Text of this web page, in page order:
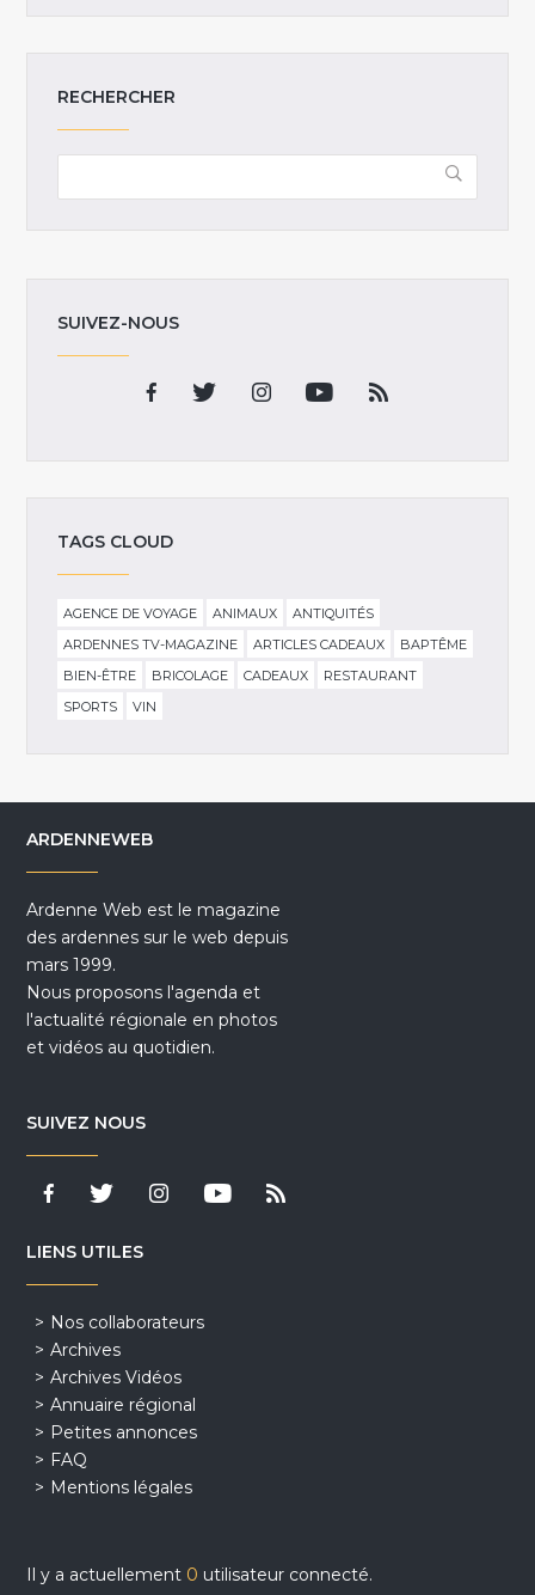
RECHERCHER
SUIVEZ-NOUS
TAGS CLOUD
AGENCE DE VOYAGE ANIMAUX
ANTIQUITÉS
ARDENNES TV-MAGAZINE
ARTICLES CADEAUX
BAPTÊME
BIEN-ÊTRE
BRICOLAGE CADEAUX
RESTAURANT
SPORTS
VIN
ARDENNEWEB
Ardenne Web est le magazine
des ardennes sur le web depuis
mars 1999.
Nous proposons l'agenda et
l'actualité régionale en photos
et vidéos au quotidien.
SUIVEZ NOUS
LIENS UTILES
Nos collaborateurs
Archives
Archives Vidéos
Annuaire régional
Petites annonces
FAQ
Mentions légales
Il y a actuellement 0 utilisateur connecté.